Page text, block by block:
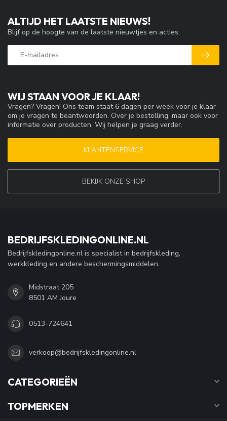
WIJ STAAN VOOR JE KLAAR!
Vragen? Vragen! Ons team staat 6 dagen per week voor je klaar
om je vragen te beantwoorden. Over je bestelling, maar ook voor
informatie over producten. Wij helpen je graag verder.
KLANTENSERVICE
BEKIJK ONZE SHOP
ALTIJD HET LAATSTE NIEUWS!
Blijf op de hoogte van de laatste nieuwtjes en acties.
BEDRIJFSKLEDINGONLINE.NL
Bedrijfskledingonline.nl is specialist in bedrijfskleding,
werkkleding en andere beschermingsmiddelen.
Midstraat 205
8501 AM Joure
0513-724641
verkoop@bedrijfskledingonline.nl
CATEGORIEËN
TOPMERKEN